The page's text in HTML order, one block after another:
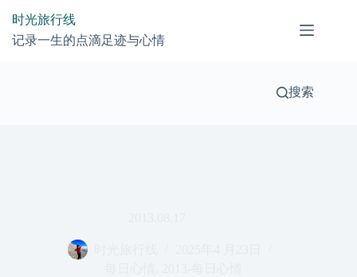
时光旅行线
记录一生的点滴足迹与心情
搜索